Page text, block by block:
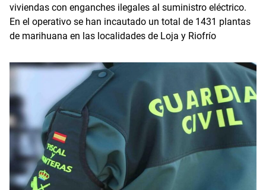
viviendas con enganches ilegales al suministro eléctrico.
En el operativo se han incautado un total de 1431 plantas
de marihuana en las localidades de Loja y Riofrío